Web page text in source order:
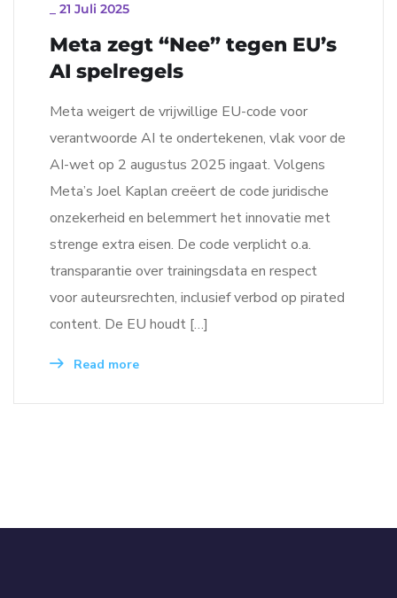
21 Juli 2025
Meta zegt “Nee” tegen EU’s
AI spelregels
Meta weigert de vrijwillige EU-code voor
verantwoorde AI te ondertekenen, vlak voor de
AI-wet op 2 augustus 2025 ingaat. Volgens
Meta’s Joel Kaplan creëert de code juridische
onzekerheid en belemmert het innovatie met
strenge extra eisen. De code verplicht o.a.
transparantie over trainingsdata en respect
voor auteursrechten, inclusief verbod op pirated
content. De EU houdt […]
Read more